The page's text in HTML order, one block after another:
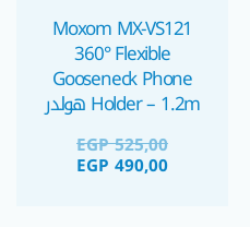
Moxom MX-VS121
360° Flexible
Gooseneck Phone
Holder – 1.2m هولدر
EGP525,00
EGP 490,00